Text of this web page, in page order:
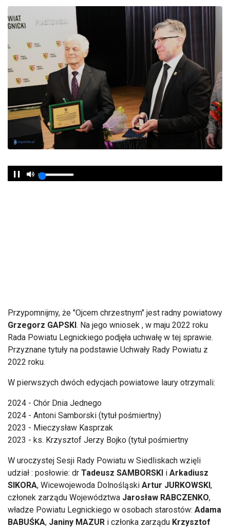
Przypomnijmy, że "Ojcem chrzestnym" jest radny powiatowy
Grzegorz GAPSKI . Na jego wniosek , w maju 2022 roku
Rada Powiatu Legnickiego podjęła uchwałę w tej sprawie.
Przyznane tytuły na podstawie Uchwały Rady Powiatu z
2022 roku.
W pierwszych dwóch edycjach powiatowe laury otrzymali:
2024 - Chór Dnia Jednego
2024 - Antoni Samborski (tytuł pośmiertny)
2023 - Mieczysław Kasprzak
2023 - ks. Krzysztof Jerzy Bojko (tytuł pośmiertny
W uroczystej Sesji Rady Powiatu w Siedliskach wzięli
udział : posłowie: dr Tadeusz SAMBORSKI i Arkadiusz
SIKORA, Wicewojewoda Dolnośląski Artur JURKOWSKI ,
członek zarządu Województwa Jarosław RABCZENKO,
władze Powiatu Legnickiego w osobach starostów: Adama
BABUŚKA, Janiny MAZUR i członka zarządu Krzysztof